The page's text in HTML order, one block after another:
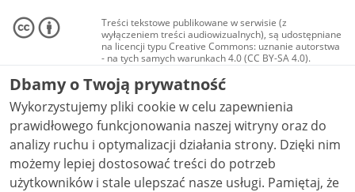
Treści tekstowe publikowane w serwisie (z
wyłączeniem treści audiowizualnych), są udostępniane
na licencji typu Creative Commons: uznanie autorstwa
- na tych samych warunkach 4.0 (CC BY-SA 4.0).
Materiały audiowizualne, w tym zdjęcia, materiały
audio i wideo, są udostępniane na licencji typu
Creative Commons: uznanie autorstwa użycie
niekomercyjne - bez utworów zależnych 4.0 (CC BY-
NC-ND 4.0), o ile nie jest to stwierdzone inaczej.
Dbamy o Twoją prywatność
Wykorzystujemy pliki cookie w celu zapewnienia
prawidłowego funkcjonowania naszej witryny oraz do
analizy ruchu i optymalizacji działania strony. Dzięki nim
możemy lepiej dostosować treści do potrzeb
użytkowników i stale ulepszać nasze usługi. Pamiętaj, że